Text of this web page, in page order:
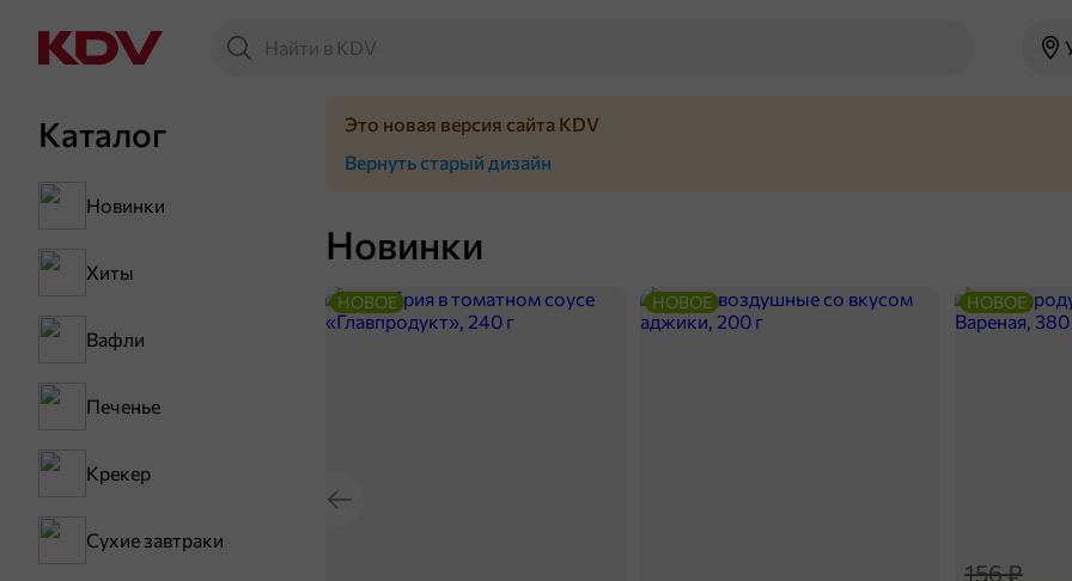
Каталог
Новинки
Хиты
Вафли
Печенье
Крекер
Сухие завтраки
Новинки
НОВОЕ НОВОЕ
156 ₽
НОВОЕ
Это новая версия сайта KDV
Вернуть старый дизайн